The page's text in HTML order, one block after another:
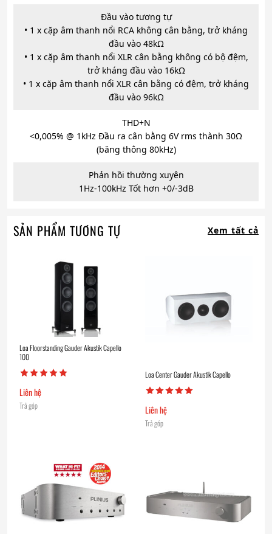
Đầu vào tương tự
• 1 x cặp âm thanh nổi RCA không cân bằng, trở kháng
đầu vào 48kΩ
• 1 x cặp âm thanh nổi XLR cân bằng không có bộ đệm,
trở kháng đầu vào 16kΩ
• 1 x cặp âm thanh nổi XLR cân bằng có đệm, trở kháng
đầu vào 96kΩ
THD+N
<0,005% @ 1kHz Đầu ra cân bằng 6V rms thành 30Ω
(băng thông 80kHz)
Phản hồi thường xuyên
1Hz-100kHz Tốt hơn +0/-3dB
SẢN PHẨM TƯƠNG TỰ Xem tất cả
Loa Floorstanding Gauder Akustik Capello
100
Liên hệ
Trả góp
Loa Center Gauder Akustik Capello
Liên hệ
Trả góp